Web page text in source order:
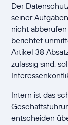
Der
seiner
nicht
berichtet
Artikel 38
zulässig sind,
Intern ist das
entscheiden